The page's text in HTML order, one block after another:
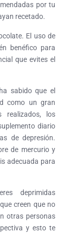
por tu
recetado.
El uso de
benéfico para
que evites el
sabido que el
como un gran
realizados, los
diario
de depresión.
de mercurio y
adecuada para
deprimidas
creen que no
otras personas
y esto te